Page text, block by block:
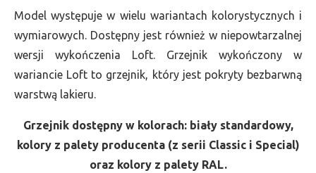
Model występuje w wielu wariantach kolorystycznych i
wymiarowych. Dostępny jest również w niepowtarzalnej
wersji wykończenia Loft. Grzejnik wykończony w
wariancie Loft to grzejnik, który jest pokryty bezbarwną
warstwą lakieru.
Grzejnik dostępny w kolorach: biały standardowy,
kolory z palety producenta (z serii Classic i Special)
oraz kolory z palety RAL.